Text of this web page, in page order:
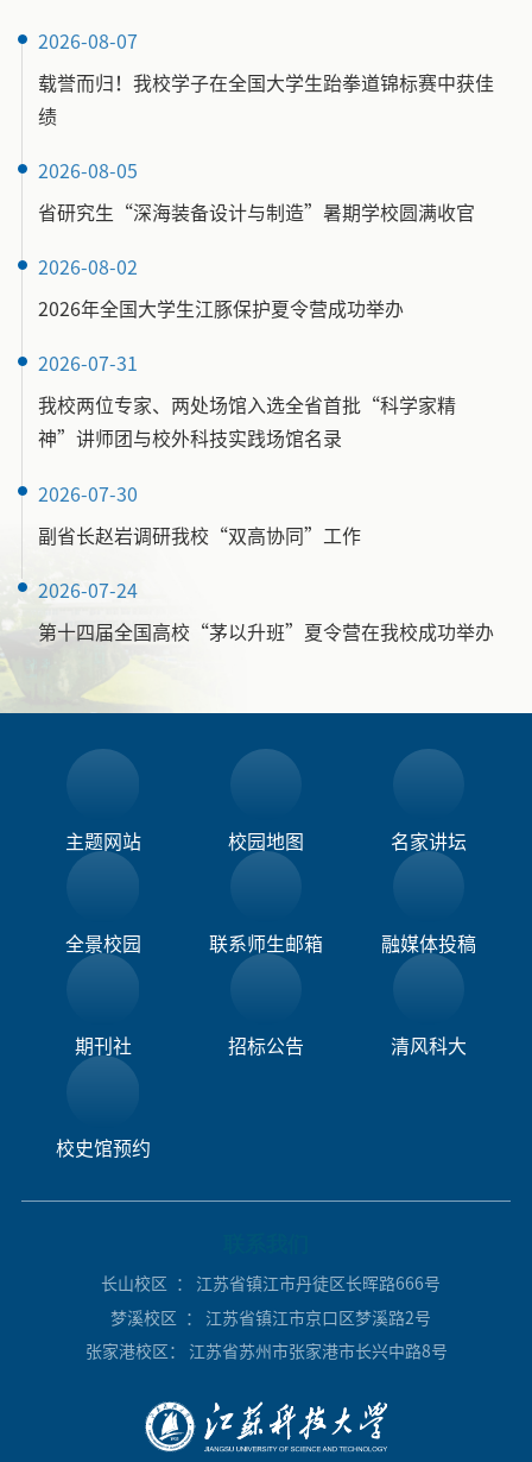
2026-08-07
载誉而归！我校学子在全国大学生跆拳道锦标赛中获佳
绩
2026-08-05
省研究生“深海装备设计与制造”暑期学校圆满收官
2026-08-02
2026年全国大学生江豚保护夏令营成功举办
2026-07-31
我校两位专家、两处场馆入选全省首批“科学家精
神”讲师团与校外科技实践场馆名录
2026-07-30
副省长赵岩调研我校“双高协同”工作
2026-07-24
第十四届全国高校“茅以升班”夏令营在我校成功举办
主题网站 校园地图 名家讲坛
全景校园 联系师生邮箱 融媒体投稿​
期刊社 招标公告 清风科大
校史馆预约
长山校区 ： 江苏省镇江市丹徒区长晖路666号
梦溪校区 ： 江苏省镇江市京口区梦溪路2号
张家港校区 ： 江苏省苏州市张家港市长兴中路8号